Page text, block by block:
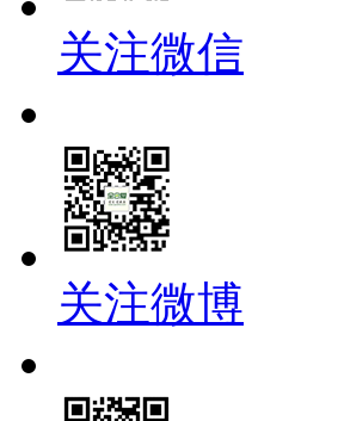
关注微信
关注微博